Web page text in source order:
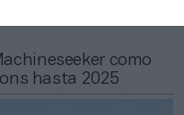
como
hasta 2025